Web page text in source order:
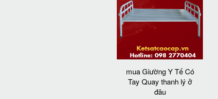
mua Giường Y Tế Có
Tay Quay thanh lý ở
đâu